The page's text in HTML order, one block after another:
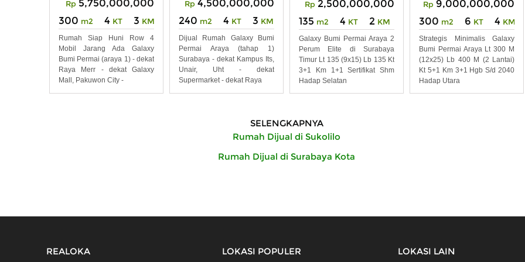
Rp 5,750,000,000
300 m2 4 KT 3 KM
Rumah Siap Huni Row 4
Mobil Jarang Ada Galaxy
Bumi Permai (araya 1) - dekat
Raya Merr - dekat Galaxy
Mall, Pakuwon City -
Rp 4,500,000,000
240 m2 4 KT 3 KM
Dijual Rumah Galaxy Bumi
Permai Araya (tahap 1)
Surabaya - dekat Kampus Its,
Unair, Uht - dekat
Supermarket - dekat Raya
Rp 2,500,000,000
135 m2 4 KT 2 KM
Galaxy Bumi Permai Araya 2
Perum Elite di Surabaya
Timur Lt 135 (9x15) Lb 135 Kt
3+1 Km 1+1 Sertifikat Shm
Hadap Selatan
Rp 9,000,000,000
300 m2 6 KT 4 KM
Strategis Minimalis Galaxy
Bumi Permai Araya Lt 300 M
(12x25) Lb 400 M (2 Lantai)
Kt 5+1 Km 3+1 Hgb S/d 2040
Hadap Utara
SELENGKAPNYA
Rumah Dijual di Sukolilo
Rumah Dijual di Surabaya Kota
REALOKA LOKASI POPULER LOKASI LAIN